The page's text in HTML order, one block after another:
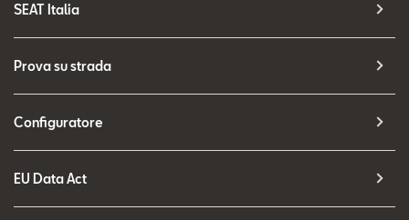
SEAT Italia
Prova su strada
Configuratore
EU Data Act